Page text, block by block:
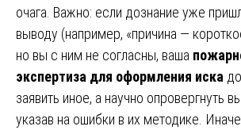
очага. Важно: если дознание уже
выводу (например, «причина —
но вы с ним не согласны, ваша
экспертиза для оформления иска
заявить иное, а научно опровергнуть
указав на ошибки в их методике.